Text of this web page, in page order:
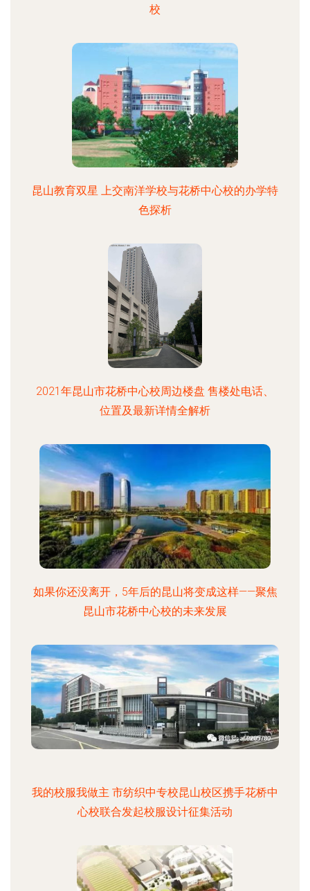
校
昆山教育双星 上交南洋学校与花桥中心校的办学特
色探析
2021年昆山市花桥中心校周边楼盘 售楼处电话、
位置及最新详情全解析
如果你还没离开，5年后的昆山将变成这样——聚焦
昆山市花桥中心校的未来发展
我的校服我做主 市纺织中专校昆山校区携手花桥中
心校联合发起校服设计征集活动